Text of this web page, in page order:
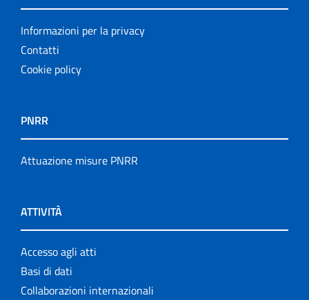
Informazioni per la privacy
Contatti
Cookie policy
PNRR
Attuazione misure PNRR
ATTIVITÀ
Accesso agli atti
Basi di dati
Collaborazioni internazionali